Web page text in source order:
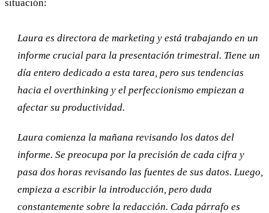
situación:
Laura es directora de marketing y está trabajando en un
informe crucial para la presentación trimestral. Tiene un
día entero dedicado a esta tarea, pero sus tendencias
hacia el overthinking y el perfeccionismo empiezan a
afectar su productividad.
Laura comienza la mañana revisando los datos del
informe. Se preocupa por la precisión de cada cifra y
pasa dos horas revisando las fuentes de sus datos. Luego,
empieza a escribir la introducción, pero duda
constantemente sobre la redacción. Cada párrafo es